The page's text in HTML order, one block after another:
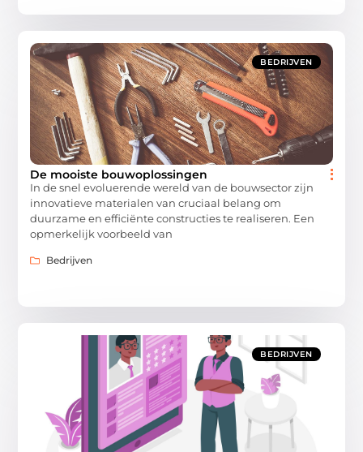
BEDRIJVEN
De mooiste bouwoplossingen
In de snel evoluerende wereld van de bouwsector zijn
innovatieve materialen van cruciaal belang om
duurzame en efficiënte constructies te realiseren. Een
opmerkelijk voorbeeld van
Bedrijven
BEDRIJVEN